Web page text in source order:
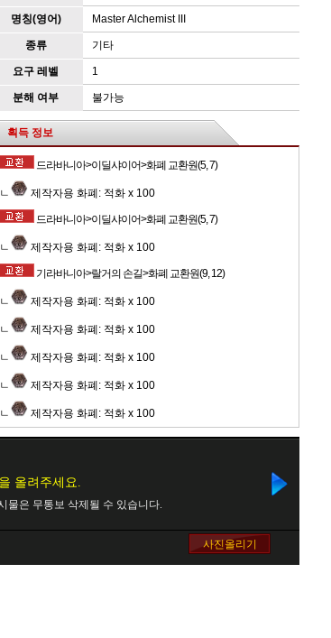
명칭(영어) Master Alchemist III
종류 기타
요구 레벨 1
분해 여부 불가능
획득 정보
드라바니아>이딜샤이어>화폐 교환원(5, 7)
ㄴ 제작자용 화폐: 적화 x 100
드라바니아>이딜샤이어>화폐 교환원(5, 7)
ㄴ 제작자용 화폐: 적화 x 100
기라바니아>랄거의 손길>화폐 교환원(9, 12)
ㄴ 제작자용 화폐: 적화 x 100
ㄴ 제작자용 화폐: 적화 x 100
ㄴ 제작자용 화폐: 적화 x 100
ㄴ 제작자용 화폐: 적화 x 100
ㄴ 제작자용 화폐: 적화 x 100